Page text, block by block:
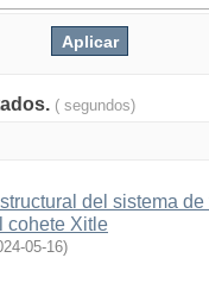
( segundos)
del sistema
cohete Xitle
05-16)